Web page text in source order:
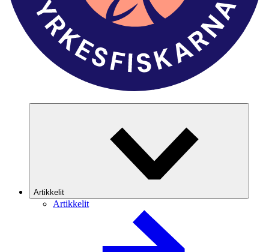
Artikkelit
Artikkelit